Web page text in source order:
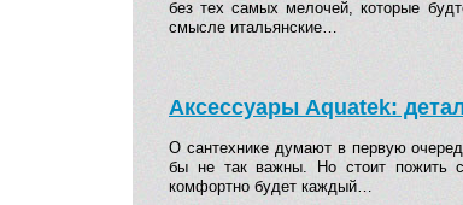
без тех самых мелочей, которые
смысле итальянские…
Аксессуары Aquatek:
О сантехнике думают в первую
бы не так важны. Но стоит пожить
комфортно будет каждый…